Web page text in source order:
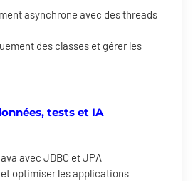
asynchrone avec des threads
des classes et gérer les
tests et IA
avec JDBC et JPA
optimiser les applications